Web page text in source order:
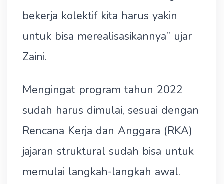
bekerja kolektif kita harus yakin
untuk bisa merealisasikannya” ujar
Zaini.
Mengingat program tahun 2022
sudah harus dimulai, sesuai dengan
Rencana Kerja dan Anggara (RKA)
jajaran struktural sudah bisa untuk
memulai langkah-langkah awal.